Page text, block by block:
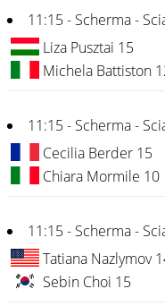
11:15 - Scherma -
Liza Pusztai 15
Michela Battiston
11:15 - Scherma -
Cecilia Berder 15
Chiara Mormile 10
11:15 - Scherma -
Tatiana Nazlymov
Sebin Choi 15